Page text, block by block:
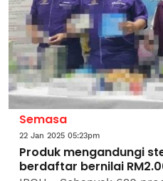
Semasa
22 Jan 2025 05:23pm
Produk mengandungi
berdaftar bernilai